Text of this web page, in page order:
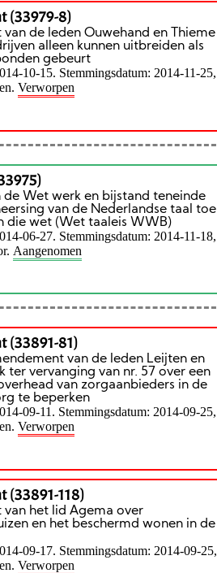
(33979-8)
de leden Ouwehand en Thieme
alleen kunnen uitbreiden als
gebeurt
10-15. Stemmingsdatum: 2014-11-25,
Verworpen
de Wet werk en bijstand teneinde
van de Nederlandse taal toe
die wet (Wet taaleis WWB)
06-27. Stemmingsdatum: 2014-11-18,
Aangenomen
(33891-81)
van de leden Leijten en
ter vervanging van nr. 57 over een
van zorgaanbieders in de
te beperken
09-11. Stemmingsdatum: 2014-09-25,
Verworpen
(33891-118)
het lid Agema over
en het beschermd wonen in de
09-17. Stemmingsdatum: 2014-09-25,
Verworpen